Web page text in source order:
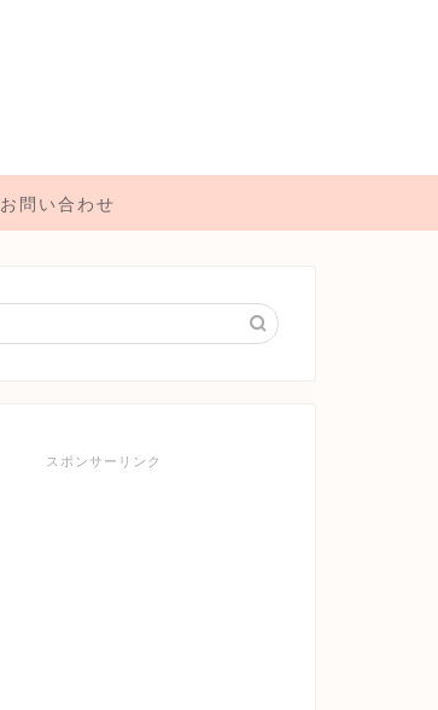
お問い合わせ
スポンサーリンク